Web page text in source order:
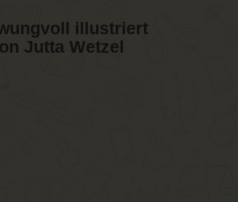
illustriert
Jutta Wetzel